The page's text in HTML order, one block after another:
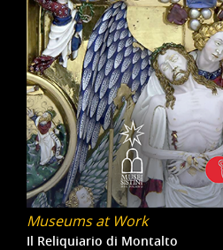
Museums at Work
Il Reliquiario di Montalto